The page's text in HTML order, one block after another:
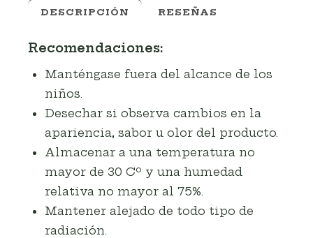
DESCRIPCIÓN RESEÑAS
Recomendaciones:
Manténgase fuera del alcance de los
niños.
Desechar si observa cambios en la
apariencia, sabor u olor del producto.
Almacenar a una temperatura no
mayor de 30 Cº y una humedad
relativa no mayor al 75%.
Mantener alejado de todo tipo de
radiación.